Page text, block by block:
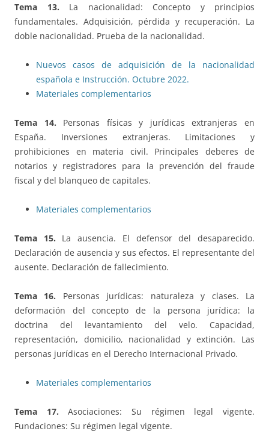
Tema 13. La nacionalidad: Concepto y principios
fundamentales. Adquisición, pérdida y recuperación. La
doble nacionalidad. Prueba de la nacionalidad.
Nuevos casos de adquisición de la nacionalidad
española e Instrucción. Octubre 2022.
Materiales complementarios
Tema 14. Personas físicas y jurídicas extranjeras en
España. Inversiones extranjeras. Limitaciones y
prohibiciones en materia civil. Principales deberes de
notarios y registradores para la prevención del fraude
fiscal y del blanqueo de capitales.
Materiales complementarios
Tema 15. La ausencia. El defensor del desaparecido.
Declaración de ausencia y sus efectos. El representante del
ausente. Declaración de fallecimiento.
Tema 16. Personas jurídicas: naturaleza y clases. La
deformación del concepto de la persona jurídica: la
doctrina del levantamiento del velo. Capacidad,
representación, domicilio, nacionalidad y extinción. Las
personas jurídicas en el Derecho Internacional Privado.
Materiales complementarios
Tema 17. Asociaciones: Su régimen legal vigente.
Fundaciones: Su régimen legal vigente.